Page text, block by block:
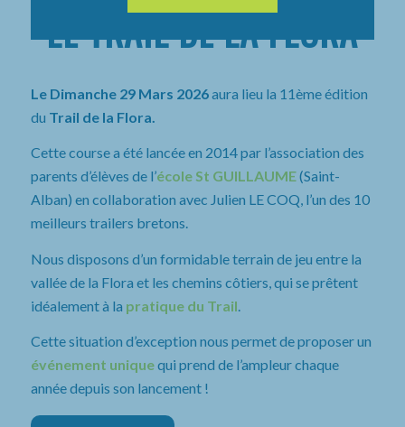
LE TRAIL DE LA FLORA
Le Dimanche 29 Mars 2026aura lieu la 11ème édition
du Trail de la Flora.
Cette course a été lancée en 2014 par l’association des
parents d’élèves de l’école St GUILLAUME(Saint-
Alban) en collaboration avec Julien LE COQ, l’un des 10
meilleurs trailers bretons.
Nous disposons d’un formidable terrain de jeu entre la
vallée de la Flora et les chemins côtiers, qui se prêtent
idéalement à la pratique du Trail
Cette situation d’exception nous permet de proposer un
événement uniquequi prend de l’ampleur chaque
année depuis son lancement !